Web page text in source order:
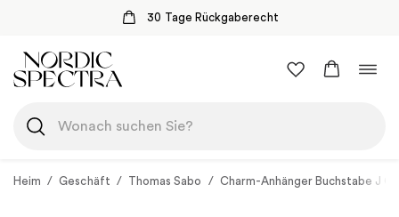
30 Tage Rückgaberecht
Inhalt
springen
Heim / Geschäft / Thomas Sabo / Charm-Anhänger Buchstabe J